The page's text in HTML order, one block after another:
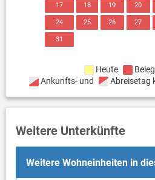
17 18 19 20
24 25 26 27
31
Heute
Ankunfts- und
Abreisetag
Weitere Unterkünfte
Weitere Wohneinheiten in